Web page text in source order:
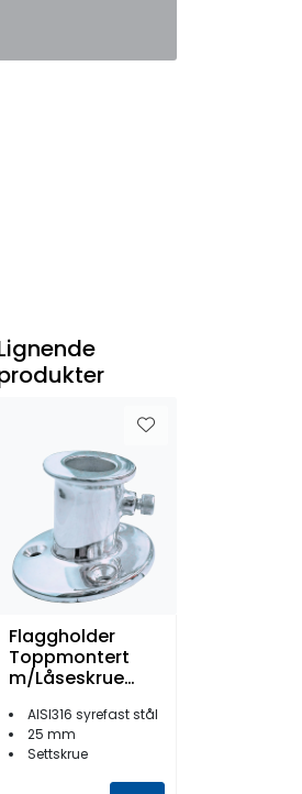
Flaggholder
Toppmontert
m/Låseskrue
AISI316 syrefast stål
25 mm
Settskrue